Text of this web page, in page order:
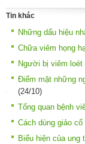
Tin khác
Những dấu hiệu
Chữa viêm họng
Người bị viêm loét
Điểm mặt những
(24/10)
Tổng quan bệnh
Cách dùng giảo
Biểu hiện của ung